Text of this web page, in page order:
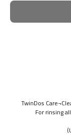
TwinDos
For rinsing